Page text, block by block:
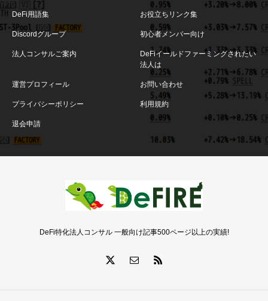
DeFi用語集 お役立ちリンク集
Discordグループ 初心者メンバー向け
法人コンサルご案内
DeFiイールドファーミングされたい
法人は
運営プロフィール お問い合わせ
プライバシーポリシー 利用規約
退会申請
DeFi特化法人コンサル 一般向け記事500ページ以上の実績!